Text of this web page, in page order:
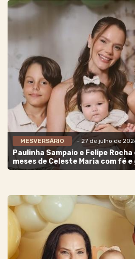
MESVERSÁRIO - 27 de julho de
Paulinha Sampaio e Felipe
meses de Celeste Maria com fé